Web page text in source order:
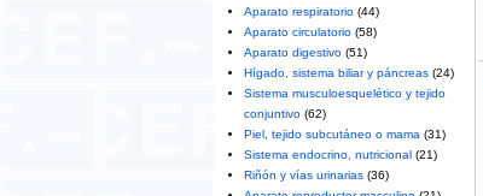
Aparato respiratorio (44)
Aparato circulatorio (58)
Aparato digestivo (51)
Hígado, sistema biliar y páncreas (24)
Sistema musculoesquelético y tejido
conjuntivo (62)
Piel, tejido subcutáneo o mama (31)
Sistema endocrino, nutricional (21)
Riñón y vías urinarias (36)